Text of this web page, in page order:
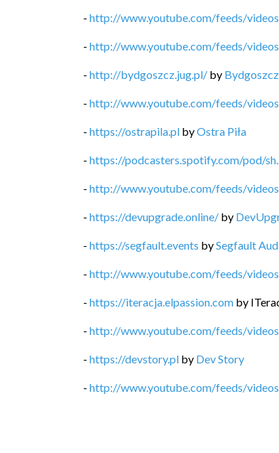
- http://www.youtube.com/feeds/
- http://www.youtube.com/feeds/
- http://bydgoszcz.jug.pl/ by
- http://www.youtube.com/feeds/
- https://ostrapila.pl byOstra Piła
- https://podcasters.spotify.com/pod/
- http://www.youtube.com/feeds/
- https://devupgrade.online/ by
- https://segfault.events bySegfault
- http://www.youtube.com/feeds/
- https://iteracja.elpassion.com by
- http://www.youtube.com/feeds/
- https://devstory.pl by Dev Story
- http://www.youtube.com/feeds/